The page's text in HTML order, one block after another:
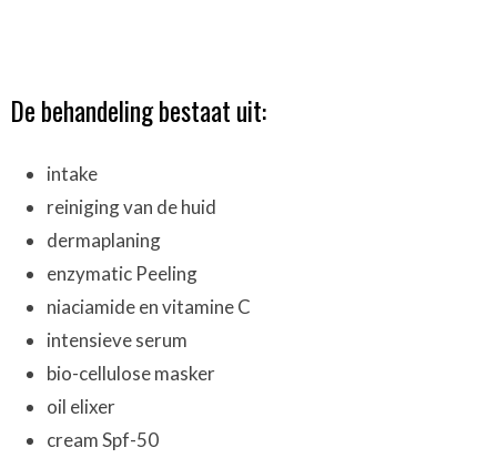
De behandeling bestaat uit:
intake
reiniging van de huid
dermaplaning
enzymatic Peeling
niaciamide en vitamine C
intensieve serum
bio-cellulose masker
oil elixer
cream Spf-50